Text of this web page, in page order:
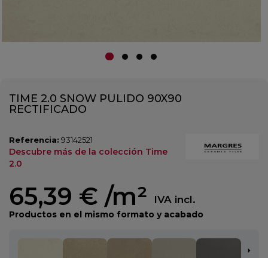
TIME 2.0 SNOW PULIDO 90X90
RECTIFICADO
Referencia: 93142521
Descubre más de la colección Time
2.0
65,39 € /m² IVA incl.
Productos en el mismo formato y acabado